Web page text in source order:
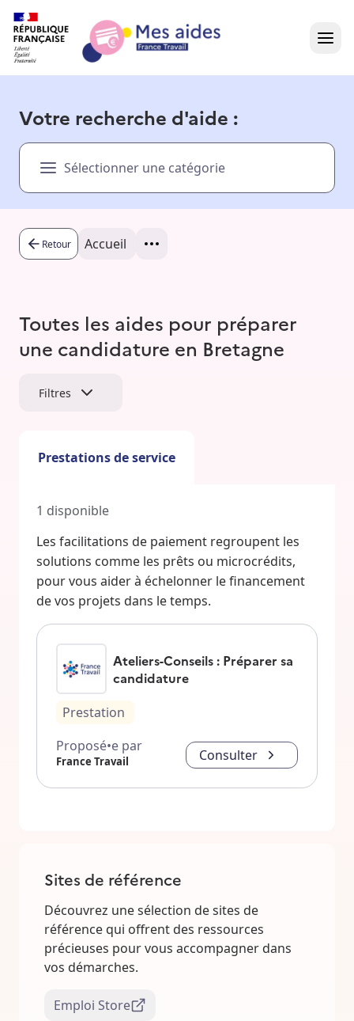
Présentation vidéo
Besoin d'aide ?
Votre recherche d'aide :
Sélectionner une catégorie
Retour Accueil
Toutes les aides pour préparer
une candidature en Bretagne
Filtres
Prestations de service
1 disponible
Les facilitations de paiement regroupent les
solutions comme les prêts ou microcrédits,
pour vous aider à échelonner le financement
de vos projets dans le temps.
Ateliers-Conseils : Préparer sa
candidature
Prestation
Proposé•e par
France Travail Consulter
Sites de référence
Découvrez une sélection de sites de
référence qui offrent des ressources
précieuses pour vous accompagner dans
vos démarches.
Emploi Store